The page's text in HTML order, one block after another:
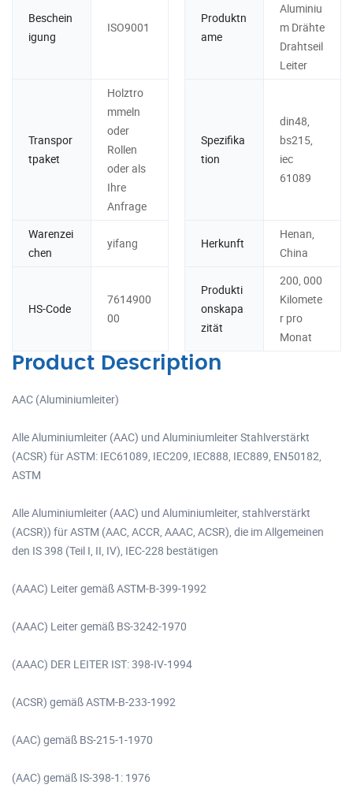
Beschein
igung
ISO9001
Produktn
ame
Aluminiu
m Drähte
Drahtseil
Leiter
Transpor
tpaket
Holztro
mmeln
oder
Rollen
oder als
Ihre
Anfrage
Spezifika
tion
din48,
bs215,
iec
61089
Warenzei
chen
yifang Herkunft
Henan,
China
HS-Code
7614900
00
Produkti
onskapa
zität
200, 000
Kilomete
r pro
Monat
Product Description
AAC (Aluminiumleiter)
Alle Aluminiumleiter (AAC) und Aluminiumleiter Stahlverstärkt
(ACSR) für ASTM: IEC61089, IEC209, IEC888, IEC889, EN50182,
ASTM
Alle Aluminiumleiter (AAC) und Aluminiumleiter, stahlverstärkt
(ACSR)) für ASTM (AAC, ACCR, AAAC, ACSR), die im Allgemeinen
den IS 398 (Teil I, II, IV), IEC-228 bestätigen
(AAAC) Leiter gemäß ASTM-B-399-1992
(AAAC) Leiter gemäß BS-3242-1970
(AAAC) DER LEITER IST: 398-IV-1994
(ACSR) gemäß ASTM-B-233-1992
(AAC) gemäß BS-215-1-1970
(AAC) gemäß IS-398-1: 1976